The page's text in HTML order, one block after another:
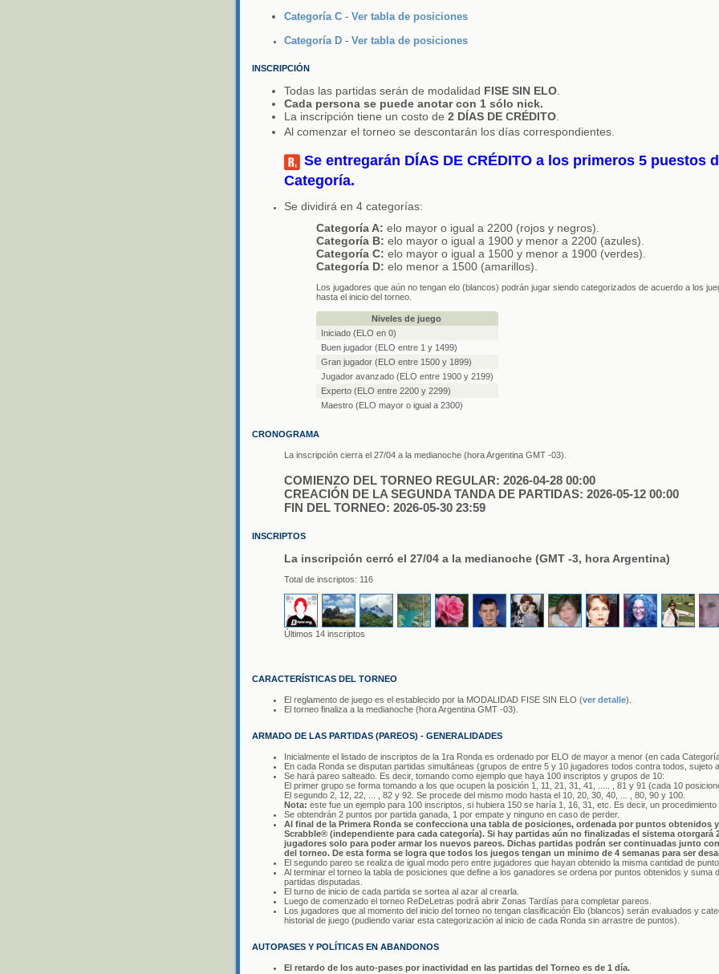
Categoría C - Ver tabla de posiciones
Categoría D - Ver tabla de posiciones
INSCRIPCIÓN
Todas las partidas serán de modalidad FISE SIN ELO.
Cada persona se puede anotar con 1 sólo nick.
La inscripción tiene un costo de 2 DÍAS DE CRÉDITO.
Al comenzar el torneo se descontarán los días correspondientes.
Se entregarán DÍAS DE CRÉDITO a los primeros 5 puestos
Categoría.
Se dividirá en 4 categorías:
Categoría A: elo mayor o igual a 2200 (rojos y negros).
Categoría B: elo mayor o igual a 1900 y menor a 2200 (azules).
Categoría C: elo mayor o igual a 1500 y menor a 1900 (verdes).
Categoría D: elo menor a 1500 (amarillos).
Los jugadores que aún no tengan elo (blancos) podrán jugar siendo categorizados de acuerdo a los
hasta el inicio del torneo.
Niveles de juego
Iniciado (ELO en 0)
Buen jugador (ELO entre 1 y 1499)
Gran jugador (ELO entre 1500 y 1899)
Jugador avanzado (ELO entre 1900 y 2199)
Experto (ELO entre 2200 y 2299)
Maestro (ELO mayor o igual a 2300)
CRONOGRAMA
La inscripción cierra el 27/04 a la medianoche (hora Argentina GMT -03).
COMIENZO DEL TORNEO REGULAR: 2026-04-28 00:00
CREACIÓN DE LA SEGUNDA TANDA DE PARTIDAS: 2026-05-12 00:00
FIN DEL TORNEO: 2026-05-30 23:59
INSCRIPTOS
La inscripción cerró el 27/04 a la medianoche (GMT -3, hora Argentina)
Total de inscriptos: 116
Últimos 14 inscriptos
CARACTERÍSTICAS DEL TORNEO
El reglamento de juego es el establecido por la MODALIDAD FISE SIN ELO (ver detalle).
El torneo finaliza a la medianoche (hora Argentina GMT -03).
ARMADO DE LAS PARTIDAS (PAREOS) - GENERALIDADES
Inicialmente el listado de inscriptos de la 1ra Ronda es ordenado por ELO de mayor a menor (en cada
En cada Ronda se disputan partidas simultáneas (grupos de entre 5 y 10 jugadores todos contra todos, sujeto
Se hará pareo salteado. Es decir, tomando como ejemplo que haya 100 inscriptos y grupos de 10:
El primer grupo se forma tomando a los que ocupen la posición 1, 11, 21, 31, 41, ..... , 81 y 91 (cada 10
El segundo 2, 12, 22, ... , 82 y 92. Se procede del mismo modo hasta el 10, 20, 30, 40, ... , 80, 90 y 100.
Nota: este fue un ejemplo para 100 inscriptos, si hubiera 150 se haría 1, 16, 31, etc. Es decir, un procedimiento
Se obtendrán 2 puntos por partida ganada, 1 por empate y ninguno en caso de perder.
Al final de la Primera Ronda se confecciona una tabla de posiciones, ordenada por puntos obtenidos
Scrabble® (independiente para cada categoría). Si hay partidas aún no finalizadas el sistema otorgará
jugadores solo para poder armar los nuevos pareos. Dichas partidas podrán ser continuadas junto
del torneo. De esta forma se logra que todos los juegos tengan un mínimo de 4 semanas para ser
El segundo pareo se realiza de igual modo pero entre jugadores que hayan obtenido la misma cantidad de
Al terminar el torneo la tabla de posiciones que define a los ganadores se ordena por puntos obtenidos y suma
partidas disputadas.
El turno de inicio de cada partida se sortea al azar al crearla.
Luego de comenzado el torneo ReDeLetras podrá abrir Zonas Tardías para completar pareos.
Los jugadores que al momento del inicio del torneo no tengan clasificación Elo (blancos) serán evaluados y
historial de juego (pudiendo variar esta categorización al inicio de cada Ronda sin arrastre de puntos).
AUTOPASES Y POLÍTICAS EN ABANDONOS
El retardo de los auto-pases por inactividad en las partidas del Torneo es de 1 día.